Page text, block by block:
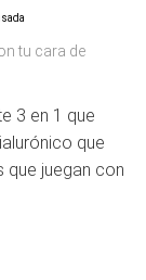
tu cara de
3 en 1 que
que
que juegan con